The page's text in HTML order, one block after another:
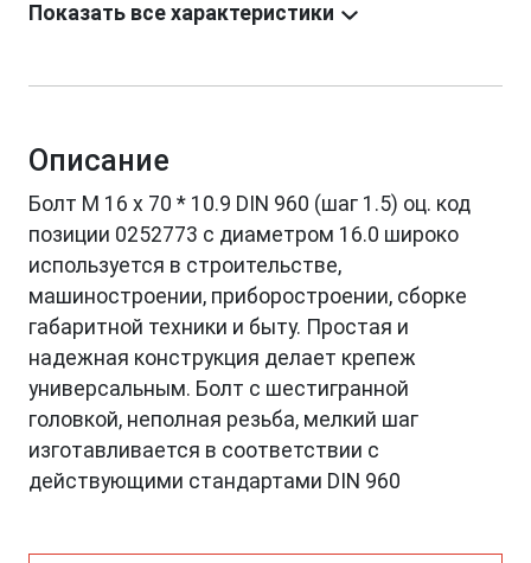
Показать все характеристики
Описание
Болт М 16 х 70 * 10.9 DIN 960 (шаг 1.5) оц. код
позиции 0252773 с диаметром 16.0 широко
используется в строительстве,
машиностроении, приборостроении, сборке
габаритной техники и быту. Простая и
надежная конструкция делает крепеж
универсальным. Болт с шестигранной
головкой, неполная резьба, мелкий шаг
изготавливается в соответствии с
действующими стандартами DIN 960